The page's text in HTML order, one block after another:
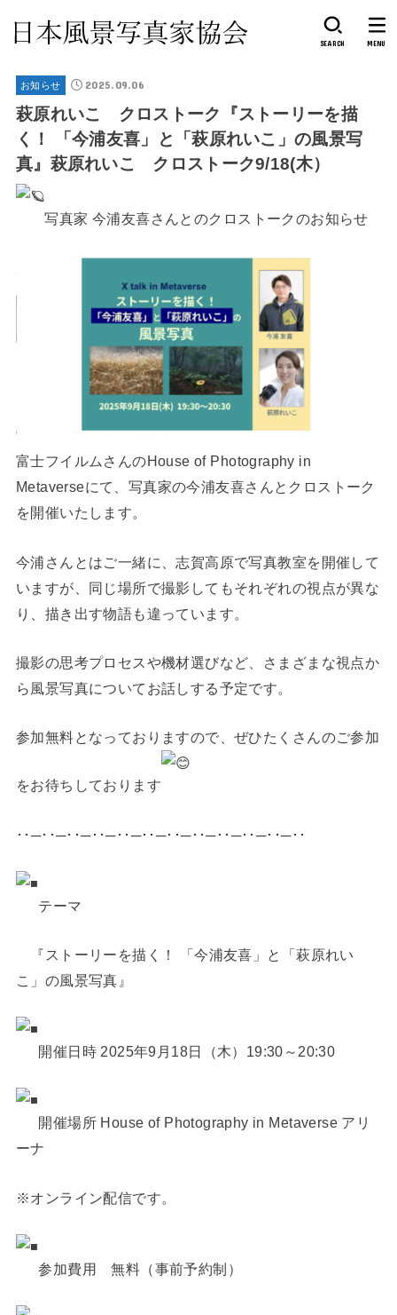
SEARCH MENU
お知らせ 2025.09.06
萩原れいこ クロストーク『ストーリーを描
く！ 「今浦友喜」と「萩原れいこ」の風景写
真』萩原れいこ クロストーク9/18(木）
写真家 今浦友喜さんとのクロストークのお知らせ
富士フイルムさんのHouse of Photography in
Metaverseにて、写真家の今浦友喜さんとクロストーク
を開催いたします。
今浦さんとはご一緒に、志賀高原で写真教室を開催して
いますが、同じ場所で撮影してもそれぞれの視点が異な
り、描き出す物語も違っています。
撮影の思考プロセスや機材選びなど、さまざまな視点か
ら風景写真についてお話しする予定です。
参加無料となっておりますので、ぜひたくさんのご参加
をお待ちしております
･･─･･─･･─･･─･･─･･─･･─･･─･･─･･─･･─･･
テーマ
『ストーリーを描く！ 「今浦友喜」と「萩原れい
こ」の風景写真』
開催日時 2025年9月18日（木）19:30～20:30
開催場所 House of Photography in Metaverse アリ
ーナ
※オンライン配信です。
参加費用 無料（事前予約制）